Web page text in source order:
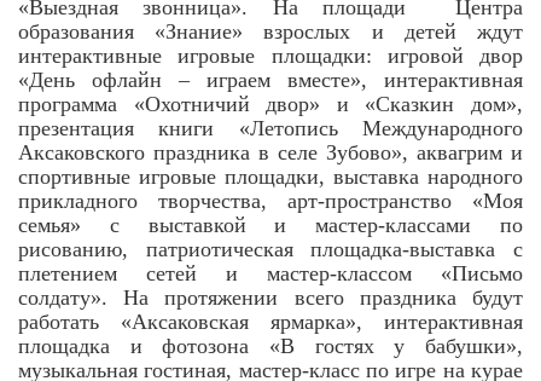
«Выездная звонница». На площади Центра
образования «Знание» взрослых и детей ждут
интерактивные игровые площадки: игровой двор
«День офлайн – играем вместе», интерактивная
программа «Охотничий двор» и «Сказкин дом»,
презентация книги «Летопись Международного
Аксаковского праздника в селе Зубово», аквагрим и
спортивные игровые площадки, выставка народного
прикладного творчества, арт-пространство «Моя
семья» с выставкой и мастер-классами по
рисованию, патриотическая площадка-выставка с
плетением сетей и мастер-классом «Письмо
солдату». На протяжении всего праздника будут
работать «Аксаковская ярмарка», интерактивная
площадка и фотозона «В гостях у бабушки»,
музыкальная гостиная, мастер-класс по игре на курае